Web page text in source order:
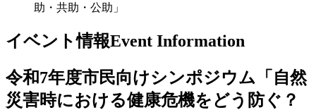
助・共助・公助」
イベント情報Event Information
令和7年度市民向けシンポジウム「自然
災害時における健康危機をどう防ぐ？